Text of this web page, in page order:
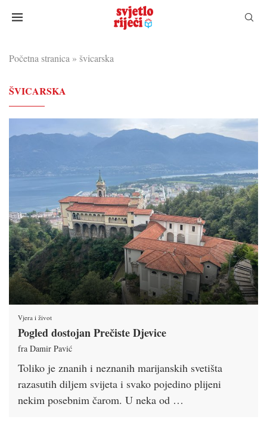
Početna stranica » švicarska
ŠVICARSKA
Vjera i život
Pogled dostojan Prečiste Djevice
fra Damir Pavić
Toliko je znanih i neznanih marijanskih svetišta
razasutih diljem svijeta i svako pojedino plijeni
nekim posebnim čarom. U neka od …